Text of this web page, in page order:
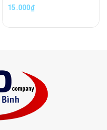
15.000₫